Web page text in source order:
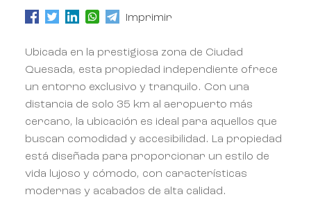
Imprimir
Ubicada en la prestigiosa zona de Ciudad
Quesada, esta propiedad independiente ofrece
un entorno exclusivo y tranquilo. Con una
distancia de solo 35 km al aeropuerto más
cercano, la ubicación es ideal para aquellos que
buscan comodidad y accesibilidad. La propiedad
está diseñada para proporcionar un estilo de
vida lujoso y cómodo, con características
modernas y acabados de alta calidad.